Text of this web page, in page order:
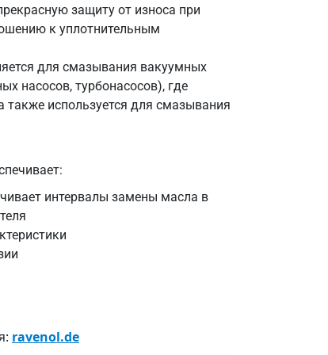
защиту от износа при
к уплотнительным
для смазывания вакуумных
насосов, турбонасосов), где
также используется для смазывания
интервалы замены масла в
ravenol.de